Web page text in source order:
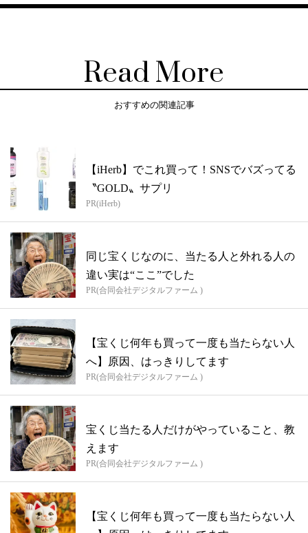
Read More
おすすめの関連記事
【iHerb】でこれ買って！SNSでバズってる
〝GOLD〟サプリ
PR(iHerb)
同じ宝くじなのに、当たる人と外れる人の
違い実は“ここ”でした
PR(合同会社デジタルファーム )
【宝くじ何年も買って一度も当たらない人
へ】原因、はっきりしてます
PR(合同会社デジタルファーム )
宝くじ当たる人だけがやっていること、教
えます
PR(合同会社デジタルファーム )
【宝くじ何年も買って一度も当たらない人